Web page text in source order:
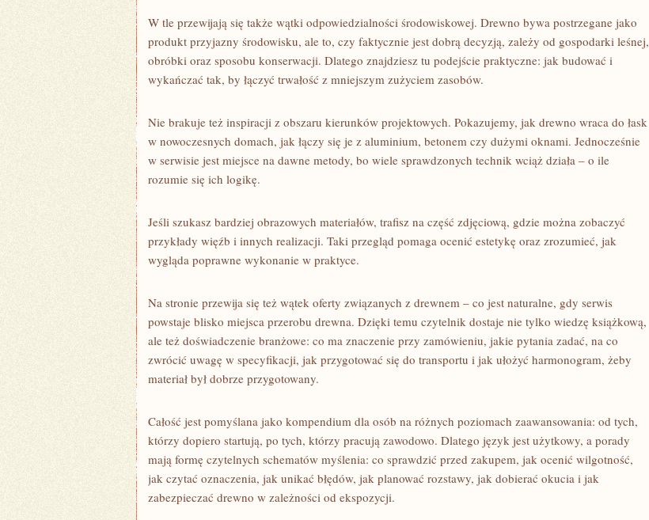
W tle przewijają się także wątki odpowiedzialności środowiskowej. Drewno bywa postrzegane jako
produkt przyjazny środowisku, ale to, czy faktycznie jest dobrą decyzją, zależy od gospodarki leśnej,
obróbki oraz sposobu konserwacji. Dlatego znajdziesz tu podejście praktyczne: jak budować i
wykańczać tak, by łączyć trwałość z mniejszym zużyciem zasobów.
Nie brakuje też inspiracji z obszaru kierunków projektowych. Pokazujemy, jak drewno wraca do łask
w nowoczesnych domach, jak łączy się je z aluminium, betonem czy dużymi oknami. Jednocześnie
w serwisie jest miejsce na dawne metody, bo wiele sprawdzonych technik wciąż działa – o ile
rozumie się ich logikę.
Jeśli szukasz bardziej obrazowych materiałów, trafisz na część zdjęciową, gdzie można zobaczyć
przykłady więźb i innych realizacji. Taki przegląd pomaga ocenić estetykę oraz zrozumieć, jak
wygląda poprawne wykonanie w praktyce.
Na stronie przewija się też wątek oferty związanych z drewnem – co jest naturalne, gdy serwis
powstaje blisko miejsca przerobu drewna. Dzięki temu czytelnik dostaje nie tylko wiedzę książkową,
ale też doświadczenie branżowe: co ma znaczenie przy zamówieniu, jakie pytania zadać, na co
zwrócić uwagę w specyfikacji, jak przygotować się do transportu i jak ułożyć harmonogram, żeby
materiał był dobrze przygotowany.
Całość jest pomyślana jako kompendium dla osób na różnych poziomach zaawansowania: od tych,
którzy dopiero startują, po tych, którzy pracują zawodowo. Dlatego język jest użytkowy, a porady
mają formę czytelnych schematów myślenia: co sprawdzić przed zakupem, jak ocenić wilgotność,
jak czytać oznaczenia, jak unikać błędów, jak planować rozstawy, jak dobierać okucia i jak
zabezpieczać drewno w zależności od ekspozycji.